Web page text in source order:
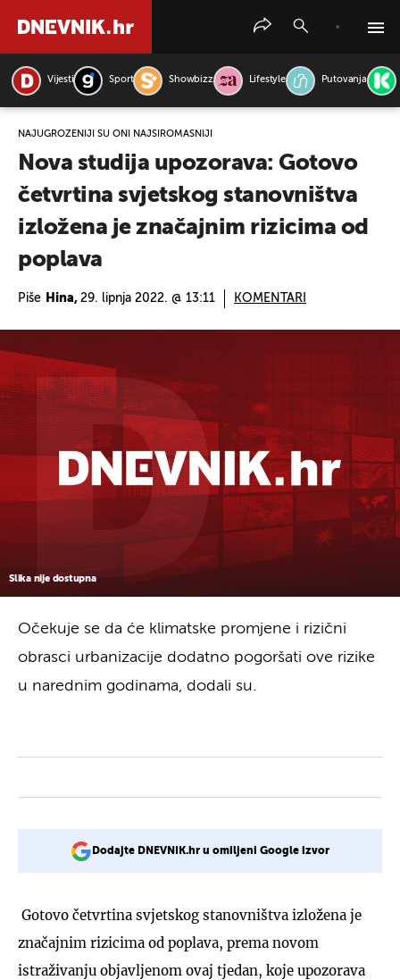
Vijesti Sport Showbizz Lifestyle Putovanja
NAJUGROŽENIJI SU ONI NAJSIROMAŠNIJI
Nova studija upozorava: Gotovo
četvrtina svjetskog stanovništva
izložena je značajnim rizicima od
poplava
Piše Hina, 29. lipnja 2022. @ 13:11 KOMENTARI
Slika nije dostupna
Očekuje se da će klimatske promjene i rizični
obrasci urbanizacije dodatno pogoršati ove rizike
u narednim godinama, dodali su.
Dodajte DNEVNIK.hr u omiljeni Google izvor
Gotovo četvrtina svjetskog stanovništva izložena je
značajnim rizicima od poplava, prema novom
istraživanju objavljenom ovaj tjedan, koje upozorava
PRETRAŽITE VIJESTI